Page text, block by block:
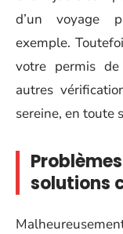
d’un voyage
exemple.
votre permis
autres
sereine, en toute
solutions